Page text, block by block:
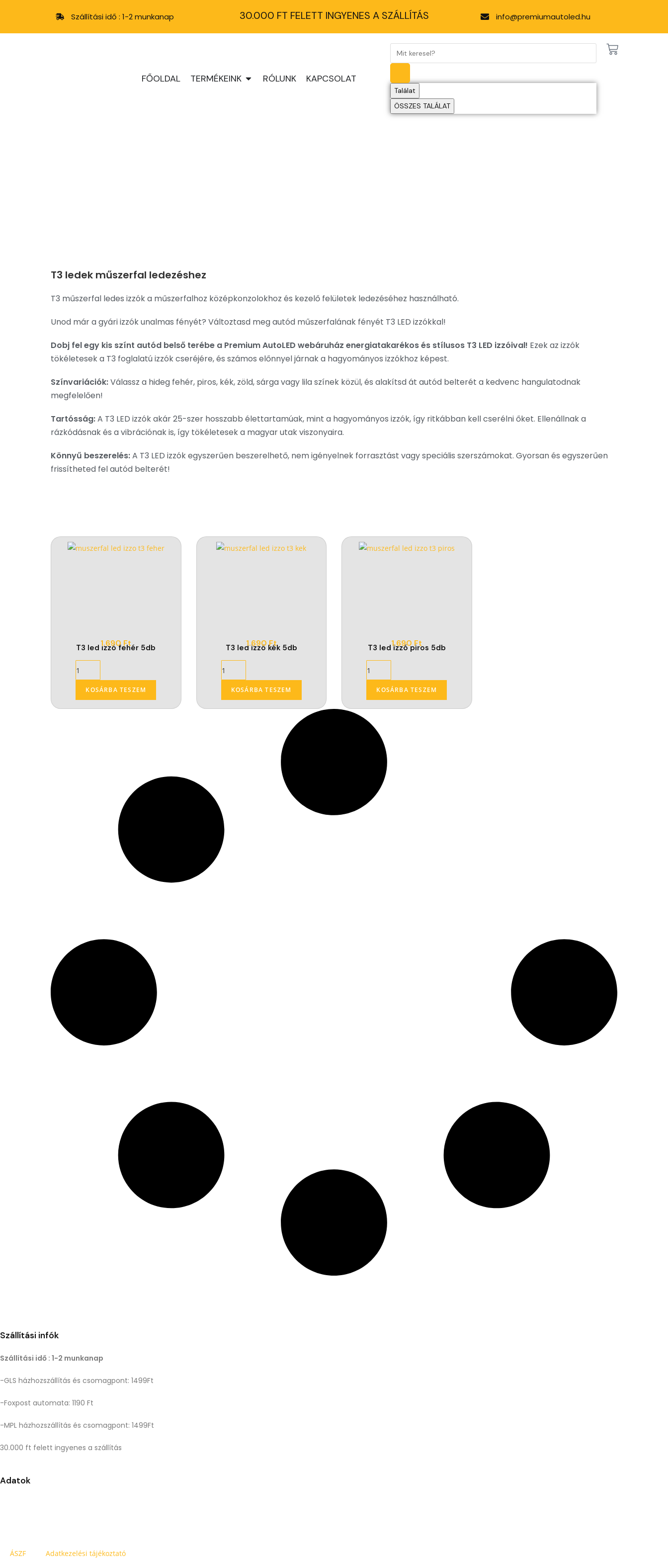
Szállítási idő : 1-2 munkanap 30.000 FT FELETT INGYENES A SZÁLLÍTÁS info@premiumautoled.hu
FŐOLDAL TERMÉKEINK RÓLUNK KAPCSOLAT
Találat
ÖSSZES TALÁLAT
T3 ledek műszerfal ledezéshez
T3 műszerfal ledes izzók a műszerfalhoz középkonzolokhoz és kezelő felületek ledezéséhez használható.
Unod már a gyári izzók unalmas fényét? Változtasd meg autód műszerfalának fényét T3 LED izzókkal!
Dobj fel egy kis színt autód belső terébe a Premium AutoLED webáruház energiatakarékos és stílusos T3 LED izzóival! Ezek az izzók
tökéletesek a T3 foglalatú izzók cseréjére, és számos előnnyel járnak a hagyományos izzókhoz képest.
Színvariációk:Válassz a hideg fehér, piros, kék, zöld, sárga vagy lila színek közül, és alakítsd át autód belterét a kedvenc hangulatodnak
megfelelően!
Tartósság:A T3 LED izzók akár 25-szer hosszabb élettartamúak, mint a hagyományos izzók, így ritkábban kell cserélni őket. Ellenállnak a
rázkódásnak és a vibrációnak is, így tökéletesek a magyar utak viszonyaira.
Könnyű beszerelés:A T3 LED izzók egyszerűen beszerelhető, nem igényelnek forrasztást vagy speciális szerszámokat. Gyorsan és egyszerűen
frissítheted fel autód belterét!
T3 led izzó fehér 5db
1.690 Ft
KOSÁRBA TESZEM
T3 led izzó kék 5db
1.690Ft
KOSÁRBA TESZEM
T3 led izzó piros 5db
1.690 Ft
KOSÁRBA TESZEM
Szállítási infók
Szállítási idő : 1-2 munkanap
-GLS házhozszállítás és csomagpont: 1499Ft
-Foxpost automata: 1190 Ft
-MPL házhozszállítás és csomagpont: 1499Ft
30.000 ft felett ingyenes a szállítás
Adatok
ÁSZF Adatkezelési tájékoztató